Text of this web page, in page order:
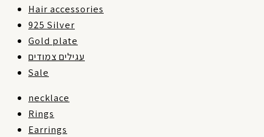
Hair accessories
925 Silver
Gold plate
עגילים צמודים
Sale
necklace
Rings
Earrings